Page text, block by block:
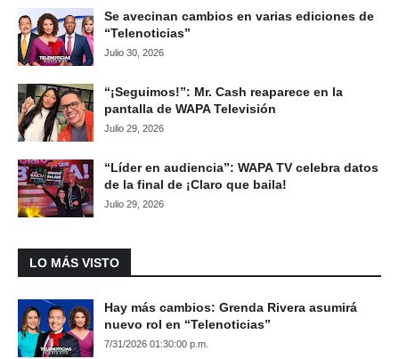
Se avecinan cambios en varias ediciones de
“Telenoticias”
Julio 30, 2026
“¡Seguimos!”: Mr. Cash reaparece en la
pantalla de WAPA Televisión
Julio 29, 2026
“Líder en audiencia”: WAPA TV celebra datos
de la final de ¡Claro que baila!
Julio 29, 2026
LO MÁS VISTO
Hay más cambios: Grenda Rivera asumirá
nuevo rol en “Telenoticias”
7/31/2026 01:30:00 p.m.